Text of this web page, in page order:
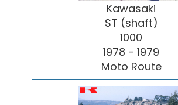
Kawasaki
ST (shaft)
1000
1978 - 1979
Moto Route